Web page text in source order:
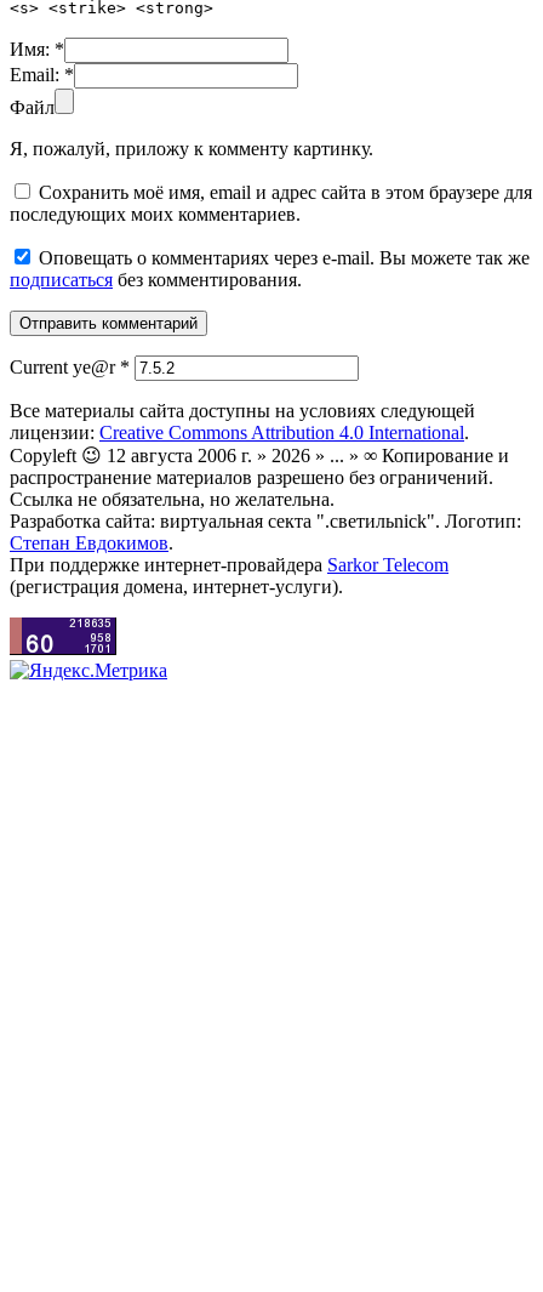
<s> <strike> <strong>
Имя: *
Email: *
Файл
Я, пожалуй, приложу к комменту картинку.
Сохранить моё имя, email и адрес сайта в этом браузере для
последующих моих комментариев.
Оповещать о комментариях через e-mail. Вы можете так же
подписаться без комментирования.
Current ye@r *
Все материалы сайта доступны на условиях следующей
лицензии: Creative Commons Attribution 4.0 International.
Copyleft 😉 12 августа 2006 г. » 2026 » ... » ∞ Копирование и
распространение материалов разрешено без ограничений.
Ссылка не обязательна, но желательна.
Разработка сайта: виртуальная секта ".светильnick". Логотип:
Степан Евдокимов.
При поддержке интернет-провайдера Sarkor Telecom
(регистрация домена, интернет-услуги).